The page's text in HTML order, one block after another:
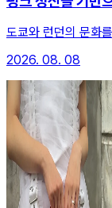
도쿄와 런던의 문화
2026. 08. 08